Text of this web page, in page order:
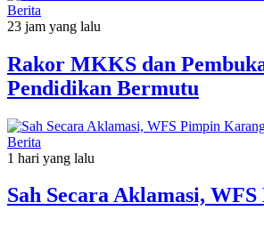
Berita
23 jam yang lalu
Rakor MKKS dan
Pendidikan Bermutu
Berita
1 hari yang lalu
Sah Secara Aklamasi,